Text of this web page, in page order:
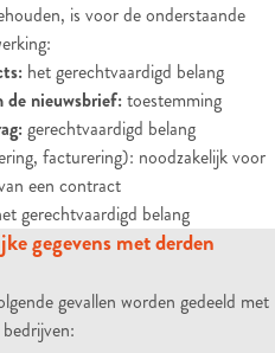
is voor de onderstaande
het gerechtvaardigd belang
de nieuwsbrief:toestemming
gerechtvaardigd belang
facturering): noodzakelijk voor
een contract
gerechtvaardigd belang
gegevens met derden
gevallen worden gedeeld met